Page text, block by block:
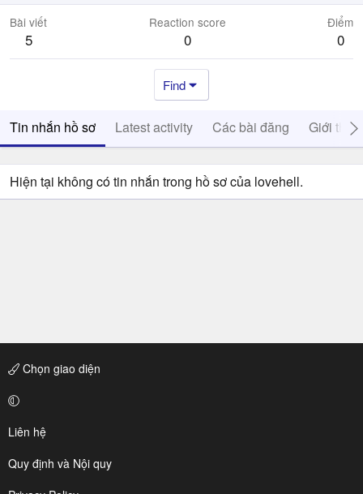
Bài viết
5
Reaction score
0
Điểm
0
Find
Tin nhắn hồ sơ Latest activity Các bài đăng Giới thiệu
Hiện tại không có tin nhắn trong hồ sơ của lovehell.
Chọn giao diện
Liên hệ
Quy định và Nội quy